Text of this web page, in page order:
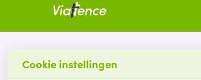
Contact
Cookie instellingen